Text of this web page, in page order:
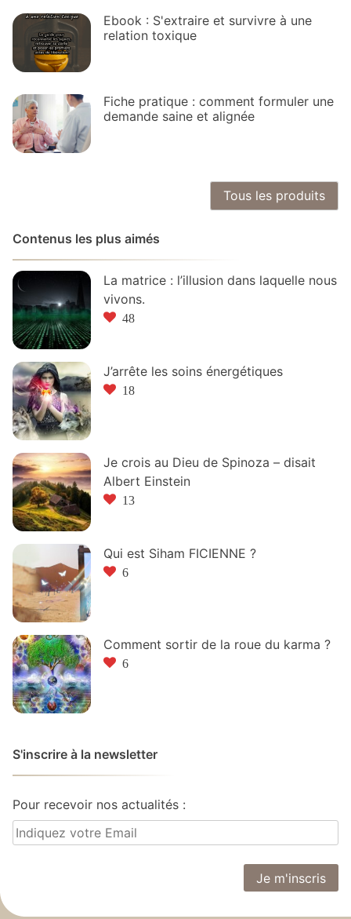
Ebook : S'extraire et survivre à une
relation toxique
Fiche pratique : comment formuler une
demande saine et alignée
Tous les produits
Contenus les plus aimés
La matrice : l’illusion dans laquelle nous
vivons.
48
J’arrête les soins énergétiques
18
Je crois au Dieu de Spinoza – disait
Albert Einstein
13
Qui est Siham FICIENNE ?
6
Comment sortir de la roue du karma ?
6
S'inscrire à la newsletter
Pour recevoir nos actualités :